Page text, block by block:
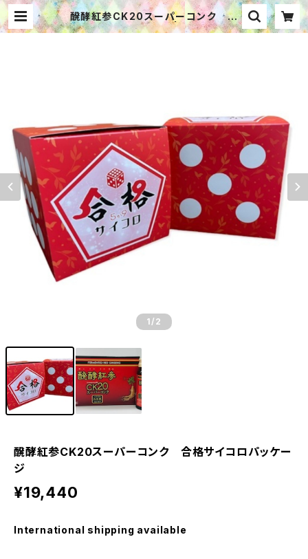
醗酵紅参CK20スーパーコンク 合
格サイコロパッケージ | ゆる漢方®で
1 /2
醗酵紅参CK20スーパーコンク 合格サイコロパッケー
ジ
¥19,440
International shipping available